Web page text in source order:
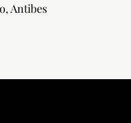
Antibes